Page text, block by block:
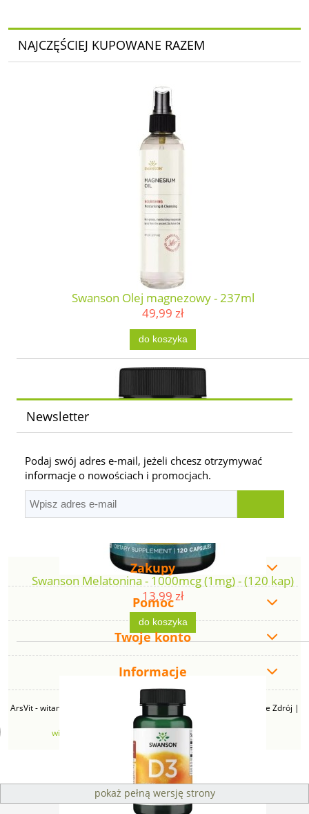
NAJCZĘŚCIEJ KUPOWANE RAZEM
Swanson Olej magnezowy - 237ml
49,99 zł
do koszyka
Swanson Melatonina - 1000mcg (1mg) - (120 kap)
13,99 zł
do koszyka
Newsletter
Podaj swój adres e-mail, jeżeli chcesz otrzymywać
informacje o nowościach i promocjach.
Zakupy
Pomoc
Twoje konto
Informacje
ArsVit - witaminyswanson.pl | ul. Zimowa 49B, 43-230 Goczałkowice Zdrój |
NIP: 6381219140 | REGON: 276280385 | Email:
witaminyswanson@gmail.com | Telefon:
pokaż pełną wersję strony